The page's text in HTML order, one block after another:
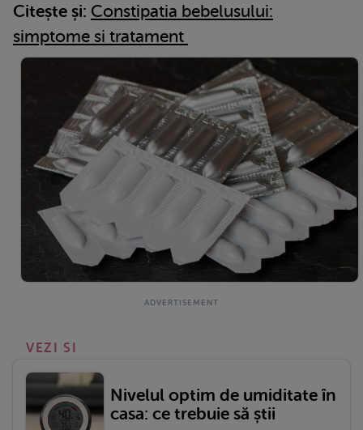
Citește și: Constipatia bebelusului:
simptome si tratament
VEZI SI
Nivelul optim de umiditate în
casa: ce trebuie să știi